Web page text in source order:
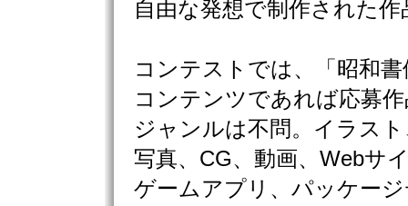
自由な発想で制作された作
コンテストでは、「昭和
コンテンツであれば応募
ジャンルは不問。イラスト
写真、CG、動画、Webサ
ゲームアプリ、パッケー